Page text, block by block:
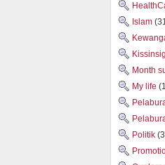
Islam
Month
My life
Politik